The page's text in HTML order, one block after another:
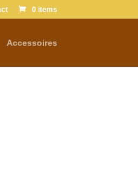
0 items
Accessoires